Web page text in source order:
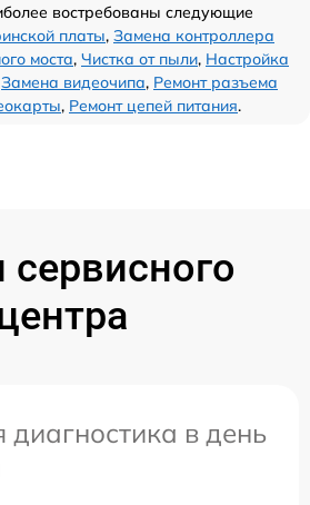
востребованы следующие
платы, Замена контроллера
моста, Чистка от пыли, Настройка
Замена видеочипа, Ремонт разъема
, Ремонт цепей питания.
диагностика в день